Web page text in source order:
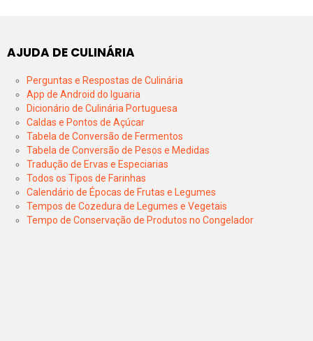
AJUDA DE CULINÁRIA
Perguntas e Respostas de Culinária
App de Android do Iguaria
Dicionário de Culinária Portuguesa
Caldas e Pontos de Açúcar
Tabela de Conversão de Fermentos
Tabela de Conversão de Pesos e Medidas
Tradução de Ervas e Especiarias
Todos os Tipos de Farinhas
Calendário de Épocas de Frutas e Legumes
Tempos de Cozedura de Legumes e Vegetais
Tempo de Conservação de Produtos no Congelador